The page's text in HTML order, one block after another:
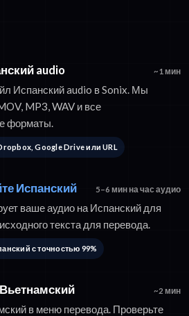
audio ~1 мин
Испанский audio в Sonix. Мы
MP3, WAV и все
форматы.
Google Drive или URL
Испанский 5–6 мин на час аудио
ваше аудио на Испанский для
текста для перевода.
с точностью 99%
~2 мин
в меню перевода. Проверьте